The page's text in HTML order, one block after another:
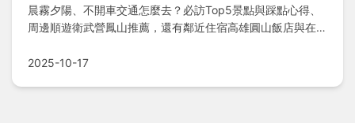
晨霧夕陽、不開車交通怎麼去？必訪Top5景點與踩點心得、
周邊順遊衛武營鳳山推薦，還有鄰近住宿高雄圓山飯店與在地
2025-10-17